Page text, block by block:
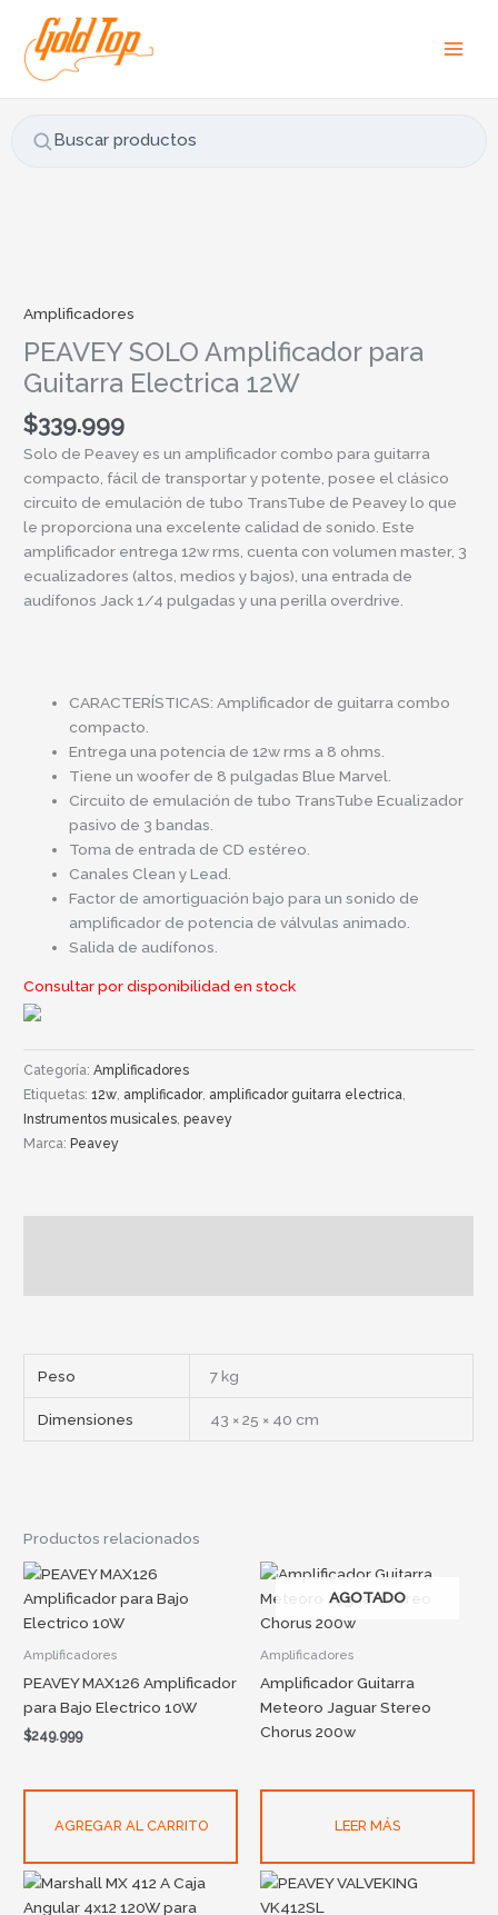
contenido
Buscar productos
u
s
Amplificadores
PEAVEY SOLO Amplificador para
Guitarra Electrica 12W
$339.999
Solo de Peavey es un amplificador combo para guitarra
compacto, fácil de transportar y potente, posee el clásico
circuito de emulación de tubo TransTube de Peavey lo que
le proporciona una excelente calidad de sonido. Este
amplificador entrega 12w rms, cuenta con volumen master, 3
ecualizadores (altos, medios y bajos), una entrada de
audífonos Jack 1/4 pulgadas y una perilla overdrive.
CARACTERÍSTICAS: Amplificador de guitarra combo
compacto.
Entrega una potencia de 12w rms a 8 ohms.
Tiene un woofer de 8 pulgadas Blue Marvel.
Circuito de emulación de tubo TransTube Ecualizador
pasivo de 3 bandas.
Toma de entrada de CD estéreo.
Canales Clean y Lead.
Factor de amortiguación bajo para un sonido de
amplificador de potencia de válvulas animado.
Salida de audífonos.
Consultar por disponibilidad en stock
Categoría:Amplificadores
Etiquetas:12w amplificador, amplificador guitarra electrica
Instrumentos musicales ,peavey
Marca:Peavey
Peso 7 kg
Dimensiones 43 × 25 × 40 cm
Productos relacionados
Amplificadores
PEAVEY MAX126 Amplificador
para Bajo Electrico 10W
$249.999
AGREGAR AL CARRITO
AGOTADO
Amplificadores
Amplificador Guitarra
Meteoro Jaguar Stereo
Chorus 200w
LEER MÁS